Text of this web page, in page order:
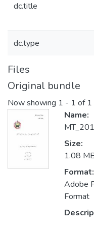
dc.title
dc.type
Files
Original bundle
Now showing 1 - 1 of 1
Name:
Size:
1.08
Format:
Adobe
Format